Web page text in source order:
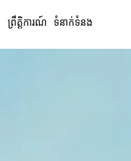
ព្រឹត្តិការណ៍ ទំនាក់ទំនង